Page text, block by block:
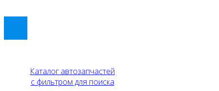
Каталог автозапчастей
с фильтром для поиска